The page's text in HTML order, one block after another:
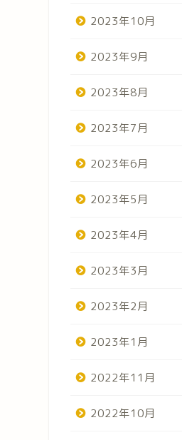
2023年10月
2023年9月
2023年8月
2023年7月
2023年6月
2023年5月
2023年4月
2023年3月
2023年2月
2023年1月
2022年11月
2022年10月